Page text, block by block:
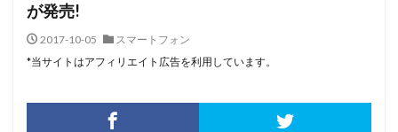
が発売!
2017-10-05
スマートフォン
*当サイトはアフィリエイト広告を利用しています。